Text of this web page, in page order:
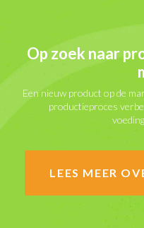
Op zoek naar
Een nieuw product op de
productieproces
LEES MEER